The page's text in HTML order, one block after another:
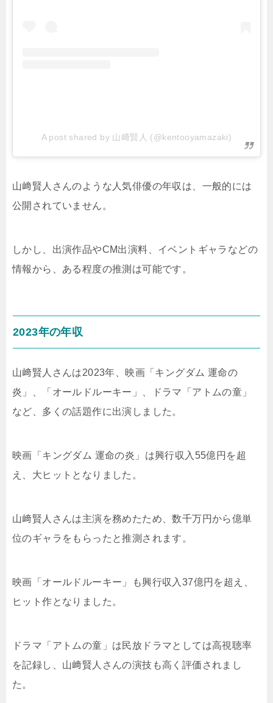
A post shared by 山﨑賢人 (@kentooyamazaki)
山﨑賢人さんのような人気俳優の年収は、一般的には
公開されていません。
しかし、出演作品やCM出演料、イベントギャラなどの
情報から、ある程度の推測は可能です。
2023年の年収
山﨑賢人さんは2023年、映画「キングダム 運命の
炎」、「オールドルーキー」、ドラマ「アトムの童」
など、多くの話題作に出演しました。
映画「キングダム 運命の炎」は興行収入55億円を超
え、大ヒットとなりました。
山﨑賢人さんは主演を務めたため、数千万円から億単
位のギャラをもらったと推測されます。
映画「オールドルーキー」も興行収入37億円を超え、
ヒット作となりました。
ドラマ「アトムの童」は民放ドラマとしては高視聴率
を記録し、山﨑賢人さんの演技も高く評価されまし
た。